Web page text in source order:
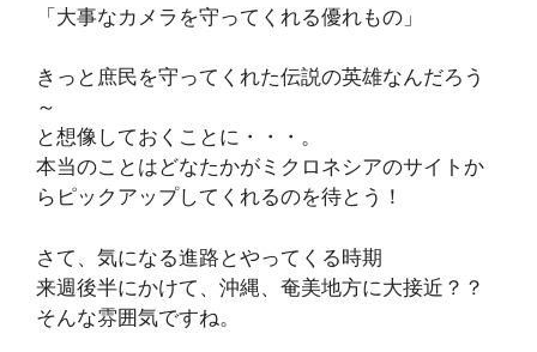
「大事なカメラを守ってくれる優れもの」
きっと庶民を守ってくれた伝説の英雄なんだろう
～
と想像しておくことに・・・。
本当のことはどなたかがミクロネシアのサイトか
らピックアップしてくれるのを待とう！
さて、気になる進路とやってくる時期
来週後半にかけて、沖縄、奄美地方に大接近？？
そんな雰囲気ですね。